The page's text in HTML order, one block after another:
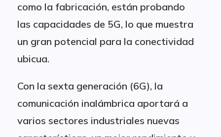
como la fabricación, están probando
las capacidades de 5G, lo que muestra
un gran potencial para la conectividad
ubicua.
Con la sexta generación (6G), la
comunicación inalámbrica aportará a
varios sectores industriales nuevas